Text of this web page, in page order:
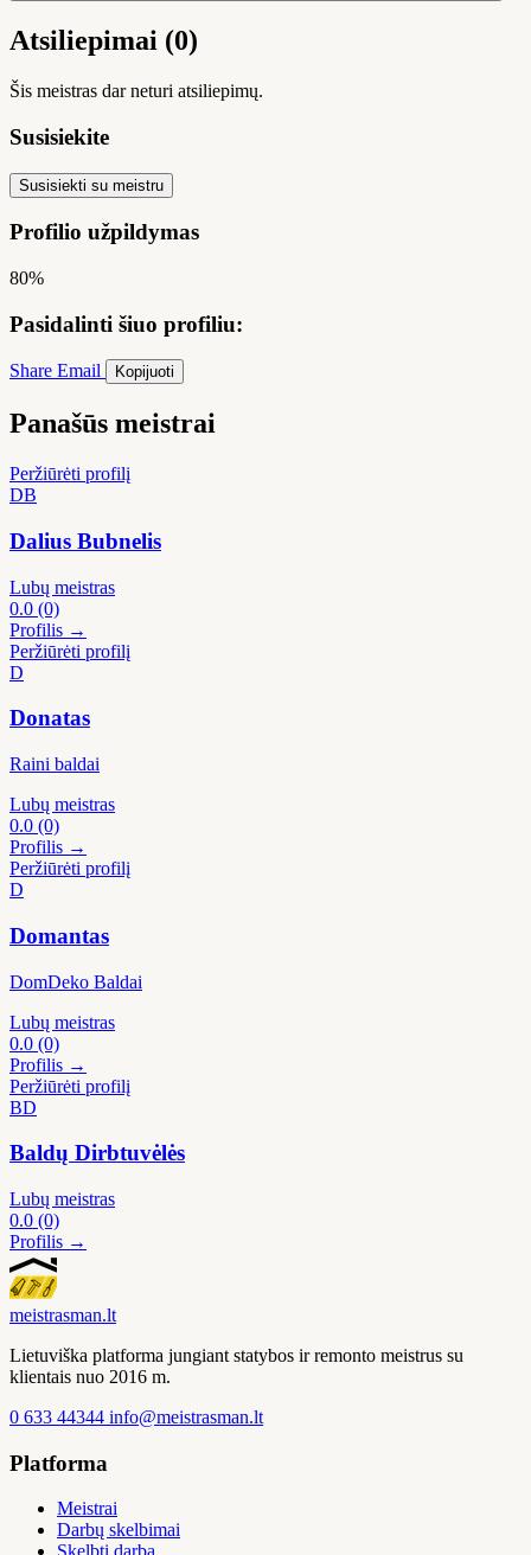
Atsiliepimai (0)
Šis meistras dar neturi atsiliepimų.
Susisiekite
Susisiekti su meistru
Profilio užpildymas
80%
Pasidalinti šiuo profiliu:
Share Email Kopijuoti
Panašūs meistrai
Peržiūrėti profilį
DB
Dalius Bubnelis
Lubų meistras
0.0 (0)
Profilis →
Peržiūrėti profilį
D
Donatas
Raini baldai
Lubų meistras
0.0 (0)
Profilis →
Peržiūrėti profilį
D
Domantas
DomDeko Baldai
Lubų meistras
0.0 (0)
Profilis →
Peržiūrėti profilį
BD
Baldų Dirbtuvėlės
Lubų meistras
0.0 (0)
Profilis →
meistrasman.lt
Lietuviška platforma jungiant statybos ir remonto meistrus su
klientais nuo 2016 m.
0 633 44344 info@meistrasman.lt
Platforma
Meistrai
Darbų skelbimai